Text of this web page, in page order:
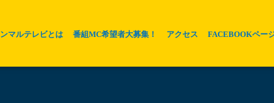
マルテレビとは 番組MC希望者大募集！ アクセス FACEBOOKペー